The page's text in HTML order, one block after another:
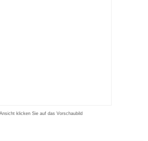
klicken Sie auf das Vorschaubild